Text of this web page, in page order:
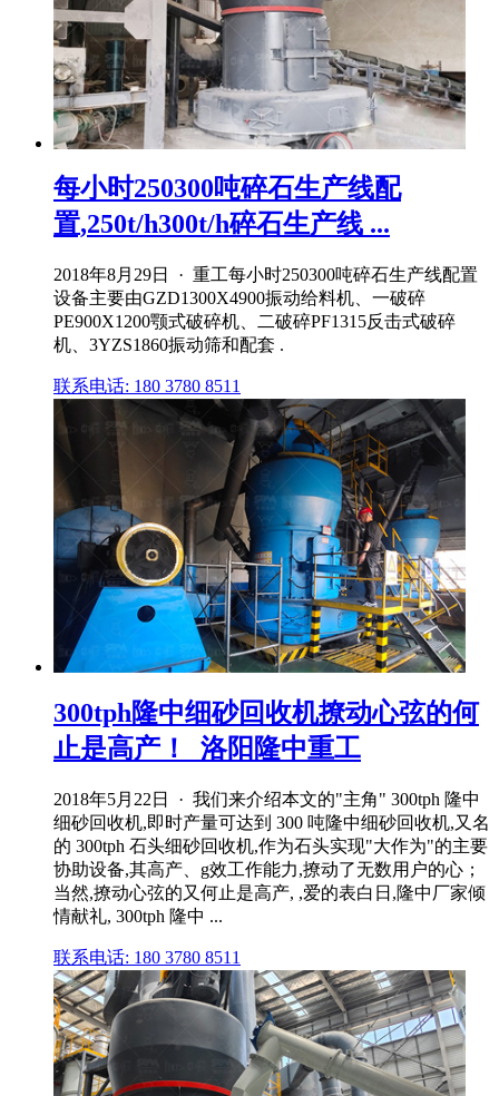
每小时250300吨碎石生产线配
置,250t/h300t/h碎石生产线 ...
2018年8月29日 · 重工每小时250300吨碎石生产线配置
设备主要由GZD1300X4900振动给料机、一破碎
PE900X1200颚式破碎机、二破碎PF1315反击式破碎
机、3YZS1860振动筛和配套 .
联系电话: 180 3780 8511
300tph隆中细砂回收机撩动心弦的何
止是高产！_洛阳隆中重工
2018年5月22日 · 我们来介绍本文的"主角" 300tph 隆中
细砂回收机,即时产量可达到 300 吨隆中细砂回收机,又名
的 300tph 石头细砂回收机,作为石头实现"大作为"的主要
协助设备,其高产、g效工作能力,撩动了无数用户的心；
当然,撩动心弦的又何止是高产, ,爱的表白日,隆中厂家倾
情献礼, 300tph 隆中 ...
联系电话: 180 3780 8511